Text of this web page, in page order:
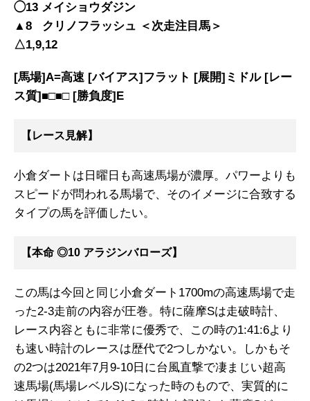
◯13 メイショウダジン
▲8 クリノフラッシュ ＜次走注目馬＞
△1,9,12
[馬場]A=高速 [バイアス]フラット [展開]ミドル [レー
ス質]■□■□ [勝負度]E
【レース見解】
小倉ダートは日曜日も高速馬場が濃厚。パワーよりも
スピードが問われる馬場で、そのイメージに合致する
タイプの馬を評価したい。
【本命 ◎10 アラジンバローズ】
この馬は今回と同じ小倉ダート1700mの高速馬場で走
った2-3走前の内容が圧巻。特に薩摩Sは走破時計、
レース内容ともに非常に優秀で、この時の1:41:6より
も速い時計のレースは歴代で2つしかない。しかもそ
の2つは2021年7月9-10日に台風直撃で凄まじい超高
速馬場(馬場レベルS)になった時のもので、実質的に